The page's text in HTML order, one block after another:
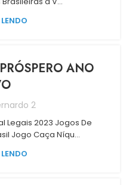
ANO
2
Legais 2023 Jogos De
Jogo Caça Níqu...